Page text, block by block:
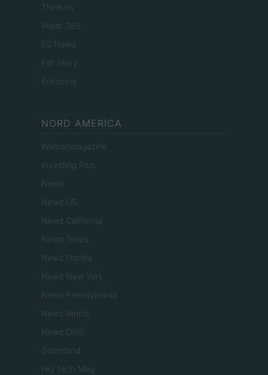
Think.es
Viajar 365
ES Newz
Pet Story
Encocina
NORD AMERICA
Womanmagazine
Investing Plus
Newz
Newz US
Newz California
Newz Texas
Newz Florida
Newz New York
Newz Pennsylvania
Newz Illinois
Newz Ohio
Gameland
Hig Tech Mag